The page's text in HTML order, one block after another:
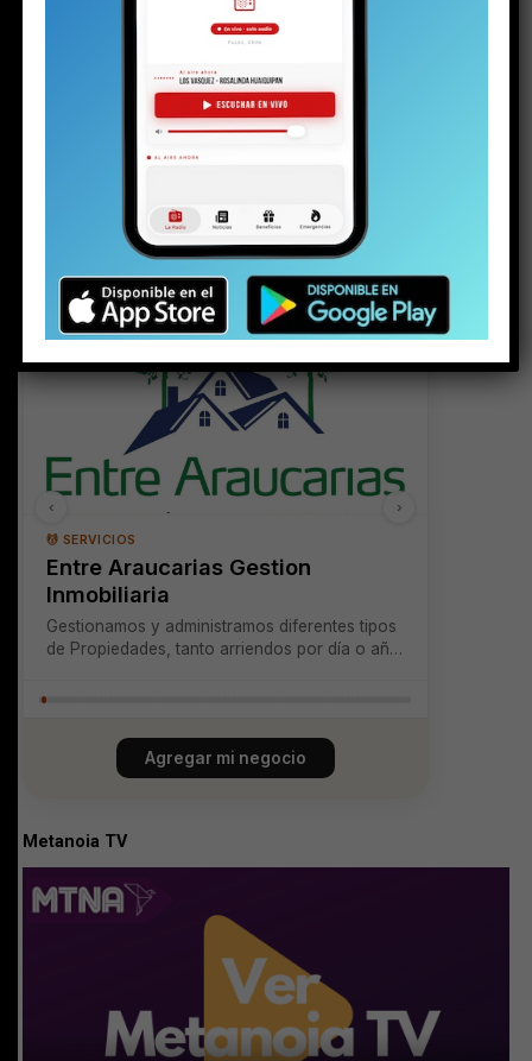
📍 Pucón Online
⭐ DESTACADOS
💆 SERVICIOS
Entre Araucarias Gestion
Inmobiliaria
Gestionamos y administramos diferentes tipos
de Propiedades, tanto arriendos por día o año
‹ ›
Agregar mi negocio
Metanoia TV